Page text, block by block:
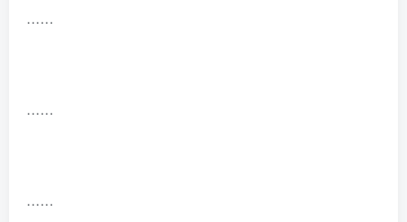
……
……
……